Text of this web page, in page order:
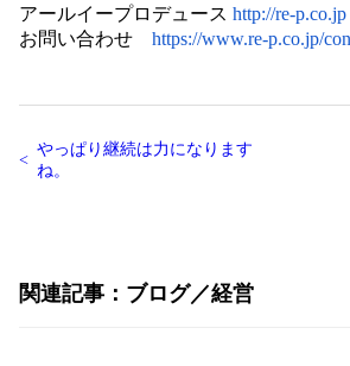
アールイープロデュース http://re-p.co.jp
お問い合わせ https://www.re-p.co.jp/
やっぱり継続は力になります
ね。
関連記事 ブログ 経営